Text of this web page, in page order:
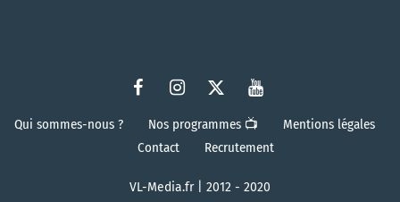
Qui sommes-nous ? Nos programmes 📺
Mentions légales
Contact
Recrutement
VL-Media.fr | 2012 - 2020